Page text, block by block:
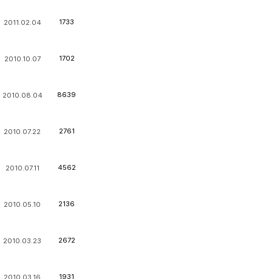
2011.02.04 1733
2010.10.07 1702
2010.08.04 8639
2010.07.22 2761
2010.07.11 4562
2010.05.10 2136
2010.03.23 2672
2010.03.16 1931